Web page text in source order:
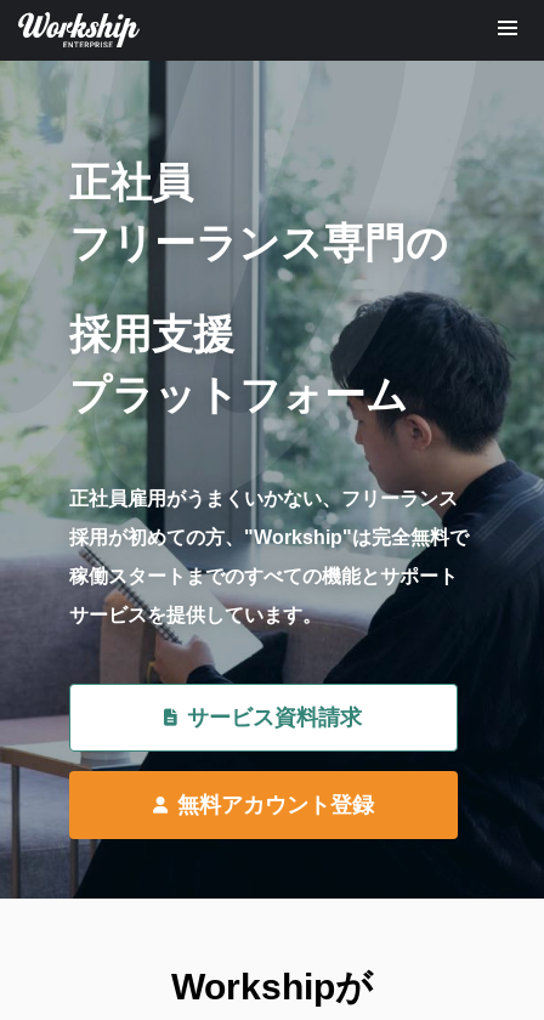
正社員
フリーランス専門の
採用支援
プラットフォーム
正社員雇用がうまくいかない、フリーランス
採用が初めての方、 "Workship"は完全無料で
稼働スタートまでのすべての機能とサポート
サービスを提供しています。
サービス資料請求
無料アカウント登録
Workshipが